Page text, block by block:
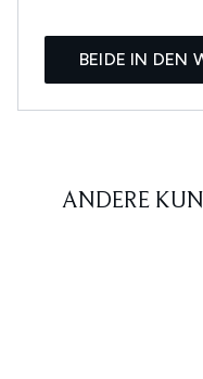
BEIDE IN DEN
ANDERE